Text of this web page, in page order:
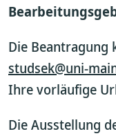
Die Beantragung
studsek@uni-
Ihre vorläufige
Die Ausstellung